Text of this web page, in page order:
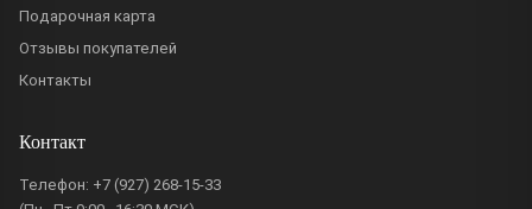
Подарочная карта
Отзывы покупателей
Контакты
Контакт
Телефон: +7 (927) 268-15-33